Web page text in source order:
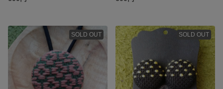
SOLD OUT SOLD OUT